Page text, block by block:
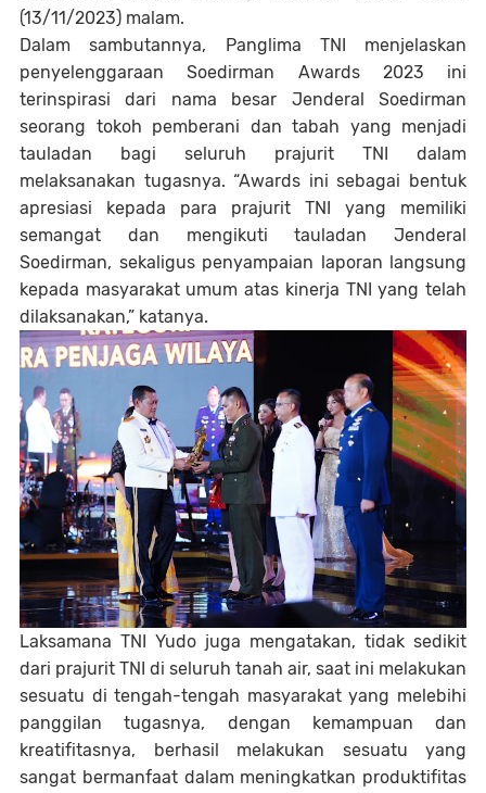
(13/11/2023) malam.
Dalam sambutannya, Panglima TNI menjelaskan
penyelenggaraan Soedirman Awards 2023 ini
terinspirasi dari nama besar Jenderal Soedirman
seorang tokoh pemberani dan tabah yang menjadi
tauladan bagi seluruh prajurit TNI dalam
melaksanakan tugasnya. “Awards ini sebagai bentuk
apresiasi kepada para prajurit TNI yang memiliki
semangat dan mengikuti tauladan Jenderal
Soedirman, sekaligus penyampaian laporan langsung
kepada masyarakat umum atas kinerja TNI yang telah
dilaksanakan,” katanya.
Laksamana TNI Yudo juga mengatakan, tidak sedikit
dari prajurit TNI di seluruh tanah air, saat ini melakukan
sesuatu di tengah-tengah masyarakat yang melebihi
panggilan tugasnya, dengan kemampuan dan
kreatifitasnya, berhasil melakukan sesuatu yang
sangat bermanfaat dalam meningkatkan produktifitas